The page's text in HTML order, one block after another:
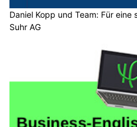
Daniel Kopp und Team: Für
Suhr AG